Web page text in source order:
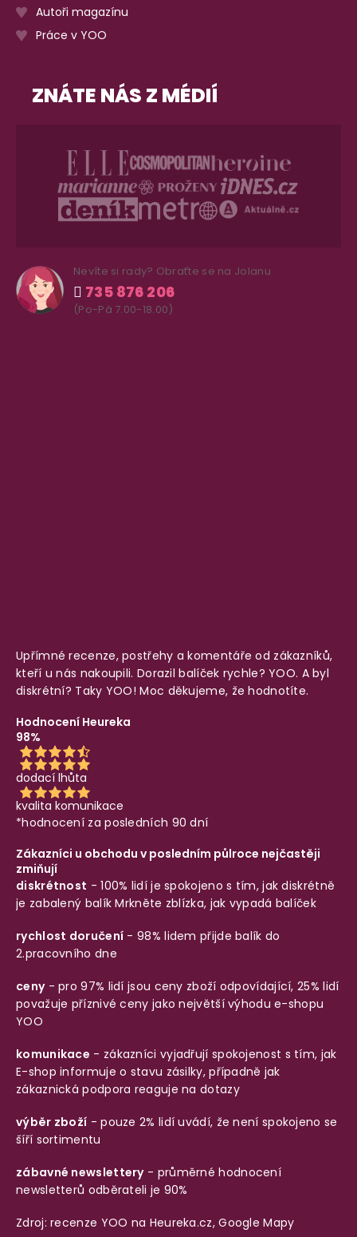
Autoři magazínu
Práce v YOO
ZNÁTE NÁS Z MÉDIÍ
Nevíte si rady? Obraťte se na Jolanu
735 876 206
(Po-Pá 7.00-18.00)
Upřímné recenze, postřehy a komentáře od zákazníků,
kteří u nás nakoupili. Dorazil balíček rychle? YOO. A byl
diskrétní? Taky YOO! Moc děkujeme, že hodnotíte.
Hodnocení Heureka
98%
dodací lhůta
kvalita komunikace
*hodnocení za posledních 90 dní
Zákazníci u obchodu v posledním půlroce nejčastěji
zmiňují
diskrétnost - 100% lidí je spokojeno s tím, jak diskrétně
je zabalený balíkMrkněte zblízka, jak vypadá balíček
rychlost doručení - 98% lidem přijde balík do
2.pracovního dne
ceny- pro 97% lidí jsou ceny zboží odpovídající, 25% lidí
považuje příznivé ceny jako největší výhodu e-shopu
YOO
komunikace - zákazníci vyjadřují spokojenost s tím, jak
E-shop informuje o stavu zásilky, případně jak
zákaznická podpora reaguje na dotazy
výběr zboží - pouze 2% lidí uvádí, že není spokojeno se
šíří sortimentu
zábavné newslettery- průměrné hodnocení
newsletterů odběrateli je 90%
Zdroj: recenze YOO na Heureka.cz,Google Mapy